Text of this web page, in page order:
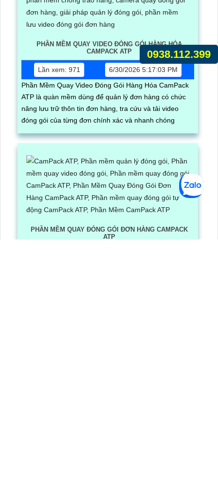
PHẦN MỀM QUAY VIDEO ĐÓNG GÓI HÀNG HÓA
CAMPACK ATP
Lần xem: 971
6/30/2026 5:17:03 PM
Phần Mềm Quay Video Đóng Gói Hàng Hóa CamPack
ATP là quàn mềm dùng để quản lý đơn hàng có chức
năng lưu trữ thôn tin đơn hàng, tra cứu và tải video
đóng gói của từng đơn chính xác và nhanh chóng
PHẦN MỀM QUAY ĐÓNG GÓI ĐƠN HÀNG CAMPACK
ATP
0938.112.399